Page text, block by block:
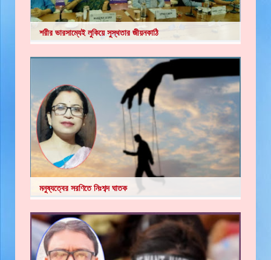
শরীর ভারসাম্যেই লুকিয়ে সুস্থতার জীয়নকাঠি
মনুষ্যত্বের সরণিতে নিঃশব্দ ঘাতক